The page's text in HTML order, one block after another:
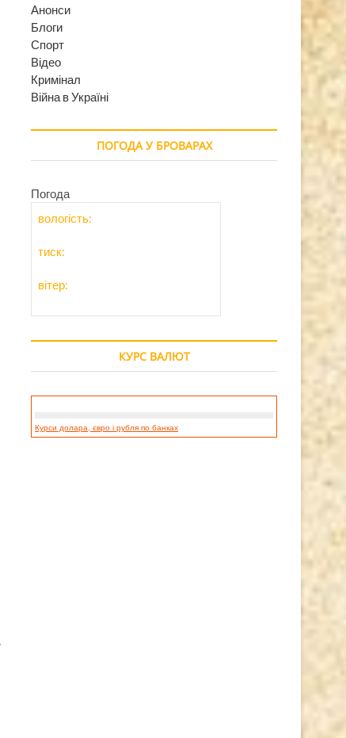
Анонси
Блоги
Спорт
Відео
Кримінал
Війна в Україні
ПОГОДА У БРОВАРАХ
Погода
вологість:
тиск:
вітер:
КУРС ВАЛЮТ
Курси долара, євро і рубля по банках